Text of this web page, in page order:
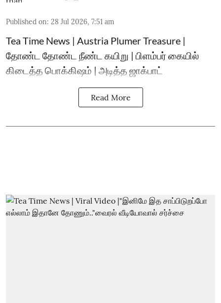
Published on: 28 Jul 2026, 7:51 am
Tea Time News | Austria Plumer Treasure |
தோண்ட தோண்ட நீண்ட கயிறு | பிளம்பர் கையில்
கிடைத்த பொக்கிஷம் | அடித்த ஜாக்பாட்
Read More